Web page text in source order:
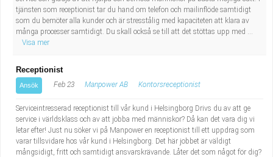
tjänsten som receptionist tar du hand om telefon och mailinflöde samtidigt
som du bemöter alla kunder och är stresstålig med kapaciteten att klara av
många processer samtidigt. Du skall också se till att det stöttas upp med ...
Visa mer
Receptionist
Ansök Feb 23 Manpower AB Kontorsreceptionist
Serviceintresserad receptionist till vår kund i Helsingborg Drivs du av att ge
service i världsklass och av att jobba med människor? Då kan det vara dig vi
letar efter! Just nu söker vi på Manpower en receptionist till ett uppdrag som
varar tillsvidare hos vår kund i Helsingborg. Det här jobbet är väldigt
mångsidigt, fritt och samtidigt ansvarskrävande. Låter det som något för dig?